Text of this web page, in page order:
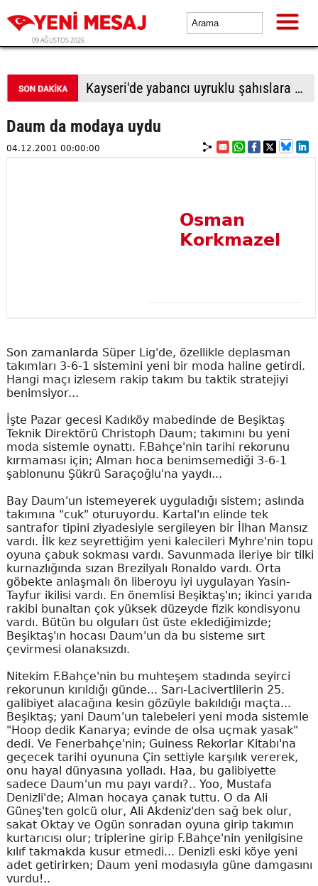
09 AĞUSTOS 2026
Kayseri'de yabancı uyruklu şahıslara biber gazı sıkıp bıçakladılar: 1 ölü, 1 yaralı
Daum da modaya uydu
04.12.2001 00:00:00
Osman
Korkmazel
Son zamanlarda Süper Lig'de, özellikle deplasman
takımları 3-6-1 sistemini yeni bir moda haline getirdi.
Hangi maçı izlesem rakip takım bu taktik stratejiyi
benimsiyor...
İşte Pazar gecesi Kadıköy mabedinde de Beşiktaş
Teknik Direktörü Christoph Daum; takımını bu yeni
moda sistemle oynattı. F.Bahçe'nin tarihi rekorunu
kırmaması için; Alman hoca benimsemediği 3-6-1
şablonunu Şükrü Saraçoğlu'na yaydı...
Bay Daum'un istemeyerek uyguladığı sistem; aslında
takımına "cuk" oturuyordu. Kartal'ın elinde tek
santrafor tipini ziyadesiyle sergileyen bir İlhan Mansız
vardı. İlk kez seyrettiğim yeni kalecileri Myhre'nin topu
oyuna çabuk sokması vardı. Savunmada ileriye bir tilki
kurnazlığında sızan Brezilyalı Ronaldo vardı. Orta
göbekte anlaşmalı ön liberoyu iyi uygulayan Yasin-
Tayfur ikilisi vardı. En önemlisi Beşiktaş'ın; ikinci yarıda
rakibi bunaltan çok yüksek düzeyde fizik kondisyonu
vardı. Bütün bu olguları üst üste eklediğimizde;
Beşiktaş'ın hocası Daum'un da bu sisteme sırt
çevirmesi olanaksızdı.
Nitekim F.Bahçe'nin bu muhteşem stadında seyirci
rekorunun kırıldığı günde... Sarı-Lacivertlilerin 25.
galibiyet alacağına kesin gözüyle bakıldığı maçta...
Beşiktaş; yani Daum'un talebeleri yeni moda sistemle
"Hoop dedik Kanarya; evinde de olsa uçmak yasak"
dedi. Ve Fenerbahçe'nin; Guiness Rekorlar Kitabı'na
geçecek tarihi oyununa Çin settiyle karşılık vererek,
onu hayal dünyasına yolladı. Haa, bu galibiyette
sadece Daum'un mu payı vardı?.. Yoo, Mustafa
Denizli'de; Alman hocaya çanak tuttu. O da Ali
Güneş'ten golcü olur, Ali Akdeniz'den sağ bek olur,
sakat Oktay ve Ogün sonradan oyuna girip takımın
kurtarıcısı olur; triplerine girip F.Bahçe'nin yenilgisine
kılıf takmakda kusur etmedi... Denizli eski köye yeni
adet getirirken; Daum yeni modasıyla güne damgasını
vurdu!..